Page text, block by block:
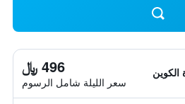
496 ﷼
سعر الليلة شامل الرسوم